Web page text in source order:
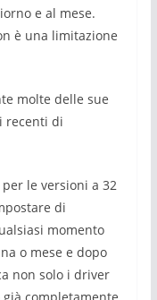
e al mese.
è una limitazione
molte delle sue
recenti di
le versioni a 32
di
momento
o mese e dopo
non solo i driver